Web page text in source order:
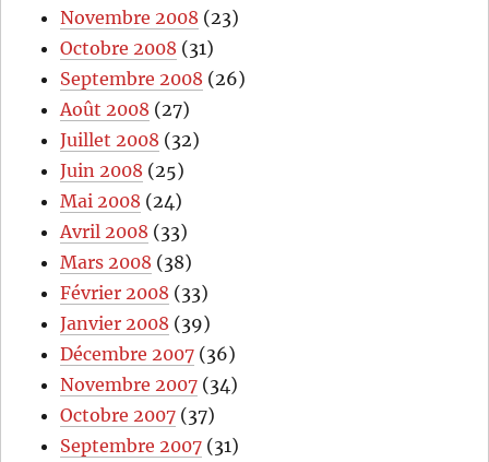
Novembre 2008 (23)
Octobre 2008 (31)
Septembre 2008 (26)
Août 2008 (27)
Juillet 2008 (32)
Juin 2008 (25)
Mai 2008 (24)
Avril 2008 (33)
Mars 2008 (38)
Février 2008 (33)
Janvier 2008 (39)
Décembre 2007 (36)
Novembre 2007 (34)
Octobre 2007 (37)
Septembre 2007 (31)